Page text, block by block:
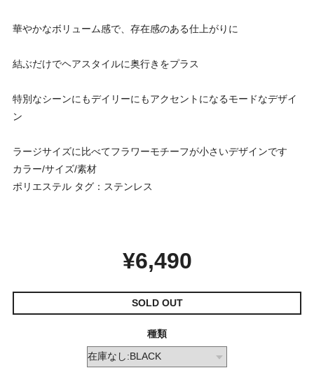
華やかなボリューム感で、存在感のある仕上がりに
結ぶだけでヘアスタイルに奥行きをプラス
特別なシーンにもデイリーにもアクセントになるモードなデザイ
ン
ラージサイズに比べてフラワーモチーフが小さいデザインです
カラー/サイズ/素材
ポリエステル タグ：ステンレス
¥6,490
SOLD OUT
種類